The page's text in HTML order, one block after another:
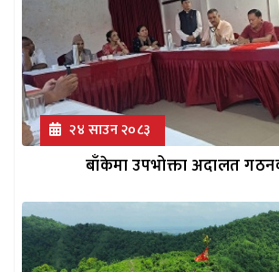
२४ साउन २०८३
बाँकेमा उपभोक्ता अदालत